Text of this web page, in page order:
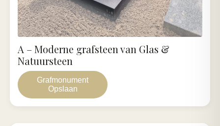
Grafmonument
Opslaan
A – Moderne grafsteen van Glas &
Natuursteen